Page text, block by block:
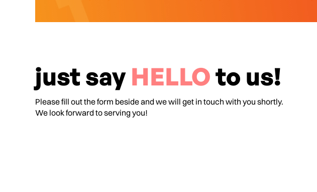
just say HELLOto us!
Please fill out the form beside and we will get in touch with you shortly.
We look forward to serving you!